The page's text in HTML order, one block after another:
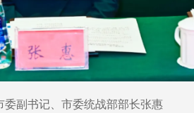
委副书记、市委统战部部长张惠